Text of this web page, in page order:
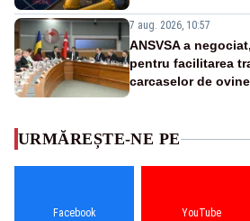
7 aug. 2026, 10:57
ANSVSA a
pentru facilitarea
carcaselor de
URMĂREȘTE-NE PE
Facebook YouTube